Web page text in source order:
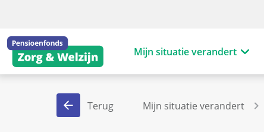
Mijn situatie verandert
Terug Mijn situatie verandert